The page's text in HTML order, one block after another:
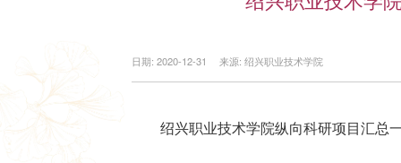
日期: 2020-12-31 来源: 绍兴职业技术学院
绍兴职业技术学院纵向科研项目汇总